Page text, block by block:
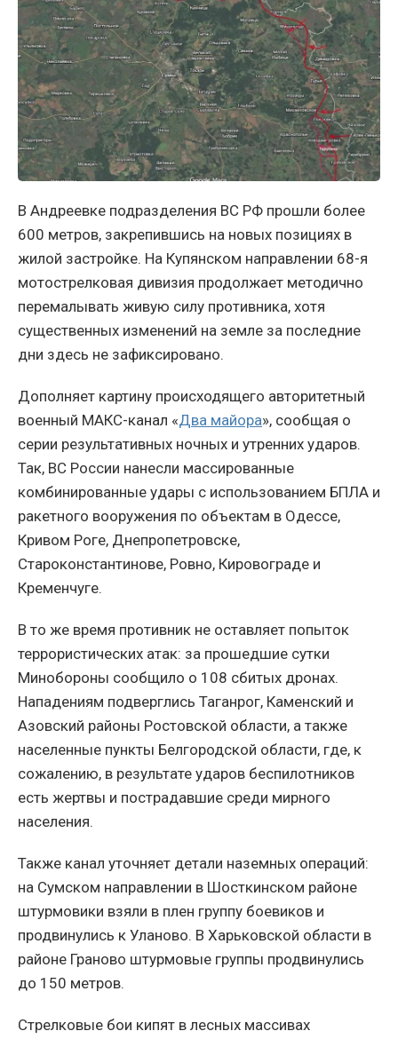
В Андреевке подразделения ВС РФ прошли более
600 метров, закрепившись на новых позициях в
жилой застройке. На Купянском направлении 68-я
мотострелковая дивизия продолжает методично
перемалывать живую силу противника, хотя
существенных изменений на земле за последние
дни здесь не зафиксировано.
Дополняет картину происходящего авторитетный
военный МАКС-канал «Два майора», сообщая о
серии результативных ночных и утренних ударов.
Так, ВС России нанесли массированные
комбинированные удары с использованием БПЛА и
ракетного вооружения по объектам в Одессе,
Кривом Роге, Днепропетровске,
Староконстантинове, Ровно, Кировограде и
Кременчуге.
В то же время противник не оставляет попыток
террористических атак: за прошедшие сутки
Минобороны сообщило о 108 сбитых дронах.
Нападениям подверглись Таганрог, Каменский и
Азовский районы Ростовской области, а также
населенные пункты Белгородской области, где, к
сожалению, в результате ударов беспилотников
есть жертвы и пострадавшие среди мирного
населения.
Также канал уточняет детали наземных операций:
на Сумском направлении в Шосткинском районе
штурмовики взяли в плен группу боевиков и
продвинулись к Уланово. В Харьковской области в
районе Граново штурмовые группы продвинулись
до 150 метров.
Стрелковые бои кипят в лесных массивах